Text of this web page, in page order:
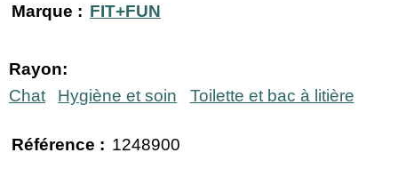
Marque : FIT+FUN
Rayon:
Chat
Hygiène et soin Toilette et bac à litière
Référence : 1248900